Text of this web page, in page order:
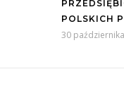
POLSKICH
30